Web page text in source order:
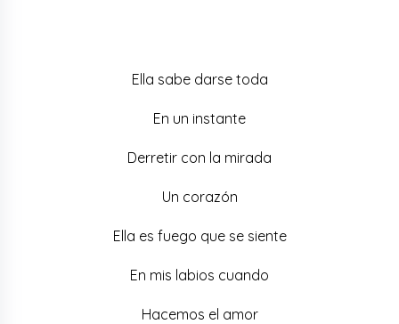
Ella sabe darse toda
En un instante
Derretir con la mirada
Un corazón
Ella es fuego que se siente
En mis labios cuando
Hacemos el amor